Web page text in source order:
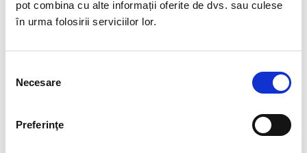
pot combina cu alte informații oferite de dvs. sau culese
în urma folosirii serviciilor lor.
consimțământului
Necesare
Preferinţe
acreditate pot să înfiinţeze alte specializări în
cadrul profilurilor deja autorizate să funcţioneze
După obţinerea acreditării, rapoartele anuale de
învăţământ preuniversitar se transmit către
ARACIIP, la cererea ARACIIP sau din propria